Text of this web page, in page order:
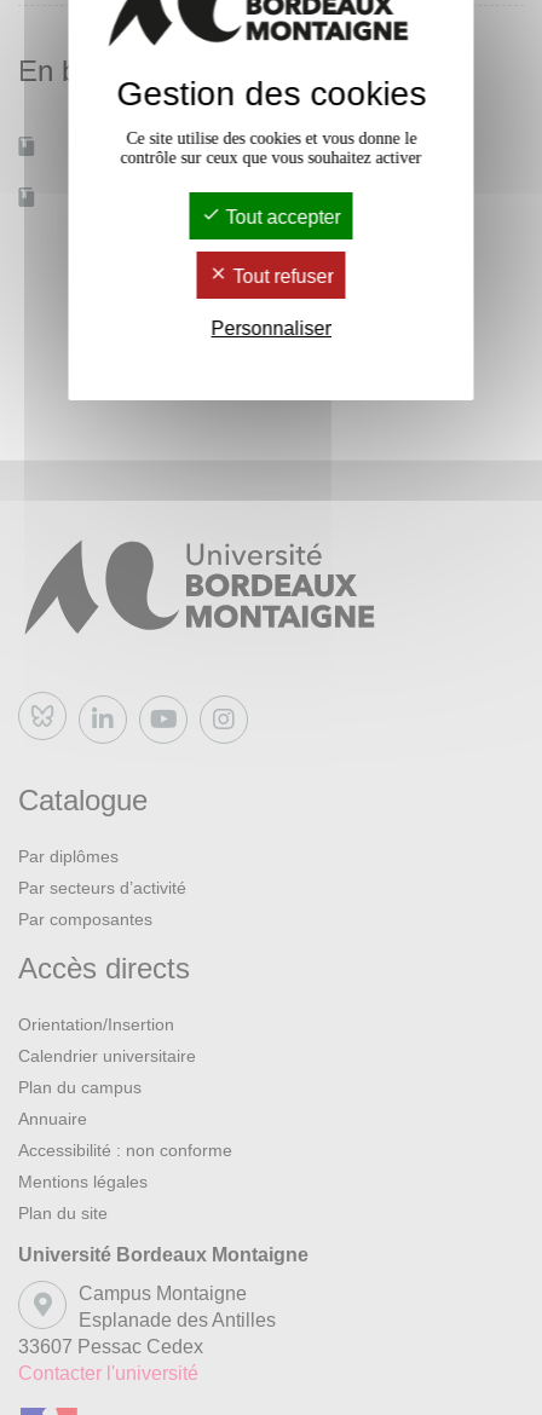
En bref
Mobilité d'études Oui
Accessible à distance Non
Bluesky
Catalogue
Par diplômes
Par secteurs d’activité
Par composantes
Accès directs
Orientation/Insertion
Calendrier universitaire
Plan du campus
Annuaire
Accessibilité : non conforme
Mentions légales
Plan du site
Université Bordeaux Montaigne
Campus Montaigne
Esplanade des Antilles
33607 Pessac Cedex
Contacter l'université
Gestion des cookies
Ce site utilise des cookies et vous donne le
contrôle sur ceux que vous souhaitez activer
Tout accepter
Tout refuser
Personnaliser